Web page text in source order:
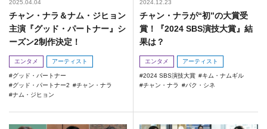
2025.04.04
チャン・ナラ＆ナム・ジヒョン
主演『グッド・パートナー』シ
ーズン2制作決定！
エンタメ アーティスト
グッド・パートナー
グッド・パートナー2
チャン・ナラ
ナム・ジヒョン
2024.12.23
チャン・ナラが“初”の大賞受
賞！『2024 SBS演技大賞』結
果は？
エンタメ アーティスト
2024 SBS演技大賞
キム・ナムギル
チャン・ナラ
パク・シネ